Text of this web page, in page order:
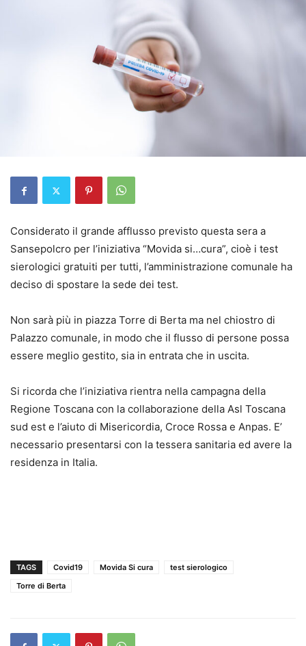
Considerato il grande afflusso previsto questa sera a
Sansepolcro per l’iniziativa “Movida si…cura”, cioè i test
sierologici gratuiti per tutti, l’amministrazione comunale ha
deciso di spostare la sede dei test.
Non sarà più in piazza Torre di Berta ma nel chiostro di
Palazzo comunale, in modo che il flusso di persone possa
essere meglio gestito, sia in entrata che in uscita.
Si ricorda che l’iniziativa rientra nella campagna della
Regione Toscana con la collaborazione della Asl Toscana
sud est e l’aiuto di Misericordia, Croce Rossa e Anpas. E’
necessario presentarsi con la tessera sanitaria ed avere la
residenza in Italia.
TAGS Covid19 Movida Si cura
test sierologico
Torre di Berta